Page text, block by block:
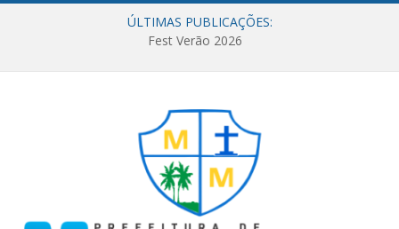
ÚLTIMAS PUBLICAÇÕES:
Fest Verão 2026